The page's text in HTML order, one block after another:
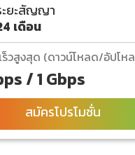
ะยะสัญญา
เดือน
ร็วสูงสุด (ดาวน์โหลด/อัปโห
/ 1 Gbps
สมัครโปรโมชั่น